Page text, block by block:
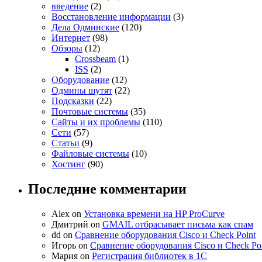
введение (2)
Восстановление информации (3)
Дела Одминские (120)
Интернет (98)
Обзоры (12)
Crossbeam (1)
ISS (2)
Оборудование (12)
Одмины шутят (22)
Подсказки (22)
Почтовые системы (35)
Сайты и их проблемы (110)
Сети (57)
Статьи (9)
Файловые системы (10)
Хостинг (90)
Последние комментарии
Alex on Установка времени на HP ProCurve
Дмитрий on GMAIL отбрасывает письма как спам
dd on Сравнение оборудования Cisco и Check Point
Игорь on Сравнение оборудования Cisco и Check
Мария on Регистрация библиотек в 1C